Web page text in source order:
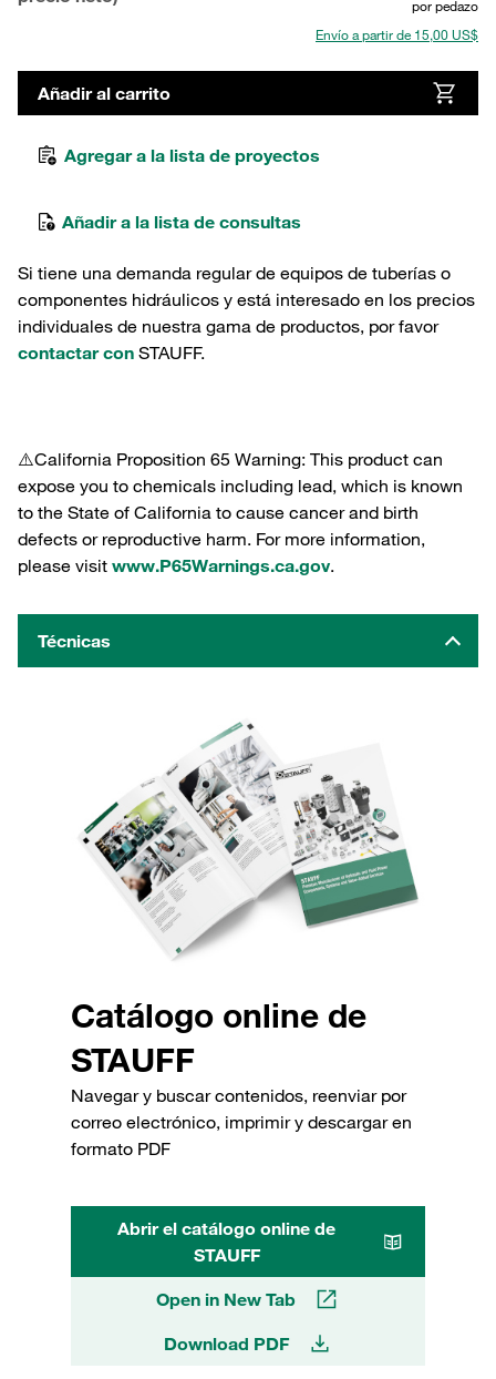
por pedazo
Envío a partir de 15,00 US$
Añadir al carrito
Agregar a la lista de proyectos
Añadir a la lista de consultas
Si tiene una demanda regular de equipos de tuberías o
componentes hidráulicos y está interesado en los precios
individuales de nuestra gama de productos, por favor
contactar con STAUFF.
⚠️California Proposition 65 Warning: This product can
expose you to chemicals including lead, which is known
to the State of California to cause cancer and birth
defects or reproductive harm. For more information,
please visit www.P65Warnings.ca.gov.
Técnicas
Catálogo online de
STAUFF
Navegar y buscar contenidos, reenviar por
correo electrónico, imprimir y descargar en
formato PDF
Abrir el catálogo online de
STAUFF
Open in New Tab
Download PDF